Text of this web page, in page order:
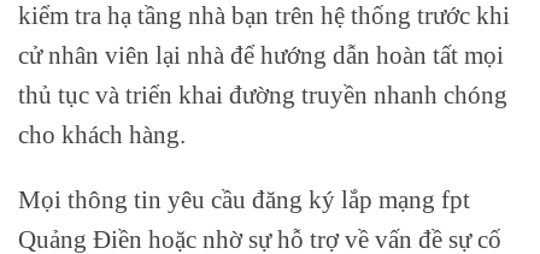
kiểm tra hạ tầng nhà bạn trên hệ thống trước khi
cử nhân viên lại nhà để hướng dẫn hoàn tất mọi
thủ tục và triển khai đường truyền nhanh chóng
cho khách hàng.
Mọi thông tin yêu cầu đăng ký lắp mạng fpt
Quảng Điền hoặc nhờ sự hỗ trợ về vấn đề sự cố